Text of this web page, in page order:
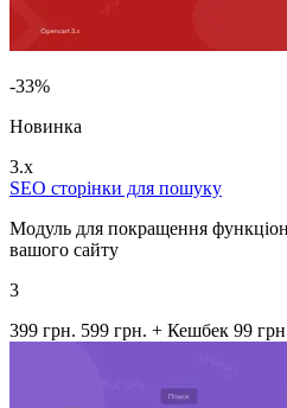
-33%
Новинка
3.x
SEO сторінки для пошуку
Модуль для покращення
вашого сайту
3
399 грн. 599 грн. + Кешбек 99